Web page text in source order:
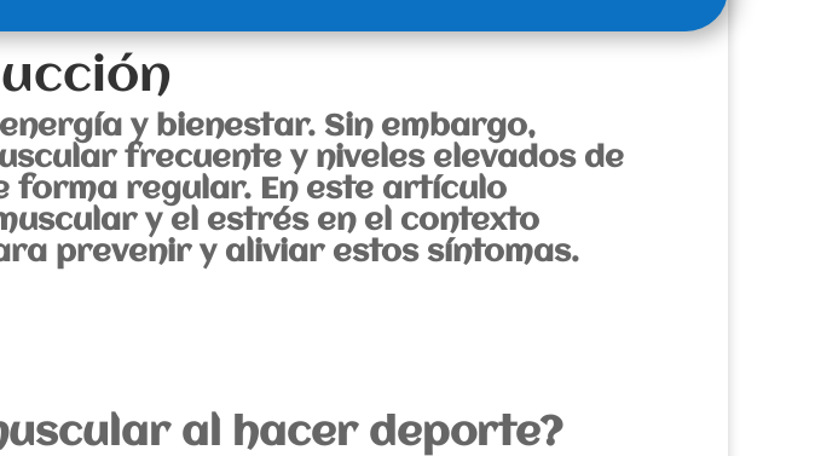
y bienestar. Sin embargo,
frecuente y niveles elevados de
forma regular. En este artículo
y el estrés en el contexto
prevenir y aliviar estos síntomas.
al hacer deporte?